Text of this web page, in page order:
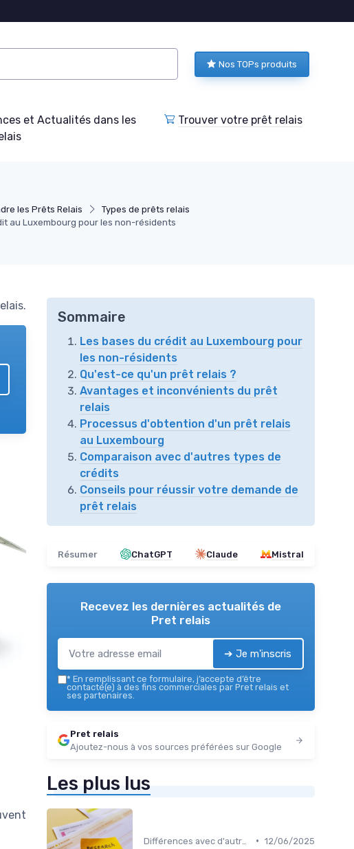
Nos TOPs produits
et Actualités dans les
Trouver votre prêt relais
les Prêts Relais
Types de prêts relais
au Luxembourg pour les non-résidents
Sommaire
Les bases du crédit au Luxembourg pour
les non-résidents
Qu'est-ce qu'un prêt relais ?
Avantages et inconvénients du prêt
relais
Processus d'obtention d'un prêt relais
au Luxembourg
Comparaison avec d'autres types de
crédits
Conseils pour réussir votre demande de
prêt relais
Résumer ChatGPT Claude Mistral
Recevez les dernières actualités de
Pret relais
➔ Je m'inscris
* En remplissant ce formulaire, j’accepte d’être
contacté(e) à des fins commerciales par Pret relais et
ses partenaires.
Pret relais
Ajoutez-nous à vos sources préférées sur Google
Les plus lus
• 12/06/2025